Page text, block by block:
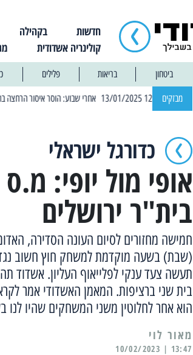
חדשות בקהילה
קולינריה אשדודית
ביטחון בריאות פלילים
מבזקים | 13:04 14/01/2025 עובדים בלילות: עבודות קרצוף וריבוד אספלט
כדורגל ישראלי
אופי מול יופי:
בית"ר ירושלים
חמישה מחזורים לסיום העונה הסדירה,
(שבת) בשעה מוקדמת למשחק חוץ חשוב
תעשה צעד ענקי לפלייאוף העליון. אשדוד
בית שני ברציפות. המאמן האשדודי אמר
הוא אחר לחלוטין משני המשחקים שהיו
מאור לוי
13:47 | 10/02/2023